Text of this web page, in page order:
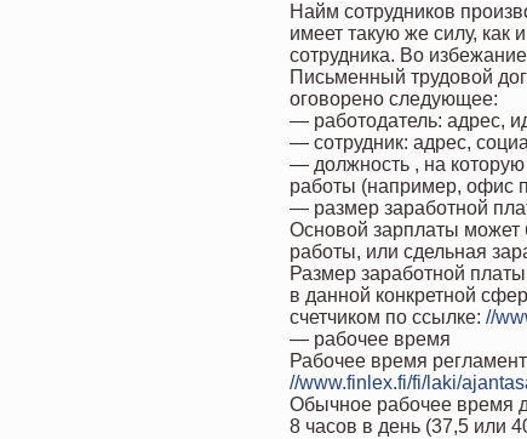
Найм сотрудников
имеет такую же силу, как
сотрудника. Во
Письменный трудовой
оговорено следующее:
— работодатель: адрес,
— сотрудник: адрес,
— должность , на которую
работы (например, офис
— размер заработной
Основой зарплаты может
работы, или сдельная
Размер заработной
в данной конкретной
счетчиком по ссылке: //
— рабочее время
Рабочее время
//www.finlex.fi/fi/laki/
Обычное рабочее время
8 часов в день (37,5 или